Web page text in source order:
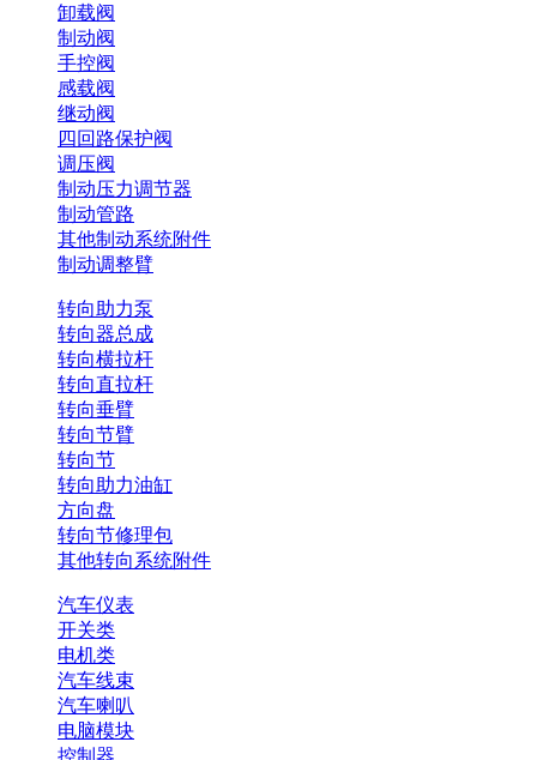
卸载阀
制动阀
手控阀
感载阀
继动阀
四回路保护阀
调压阀
制动压力调节器
制动管路
其他制动系统附件
制动调整臂
转向助力泵
转向器总成
转向横拉杆
转向直拉杆
转向垂臂
转向节臂
转向节
转向助力油缸
方向盘
转向节修理包
其他转向系统附件
汽车仪表
开关类
电机类
汽车线束
汽车喇叭
电脑模块
控制器